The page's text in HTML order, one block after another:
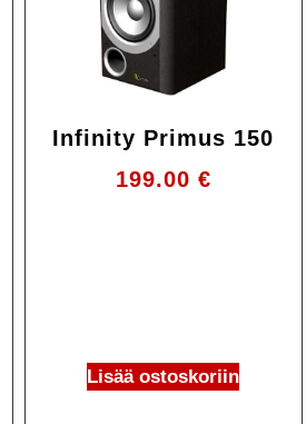
Infinity Primus 150
199.00 €
Lisää ostoskoriin